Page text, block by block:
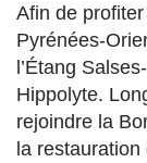
Afin de
Pyrénées-
l’Étang
Hippolyte.
rejoindre la
la